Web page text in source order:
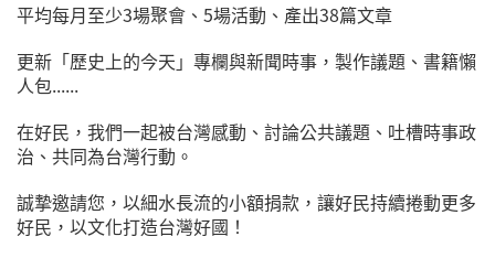
平均每月至少3場聚會、5場活動、產出38篇文章
更新「歷史上的今天」專欄與新聞時事，製作議題、書籍懶
人包......
在好民，我們一起被台灣感動、討論公共議題、吐槽時事政
治、共同為台灣行動。
誠摯邀請您，以細水長流的小額捐款，讓好民持續捲動更多
好民，以文化打造台灣好國！